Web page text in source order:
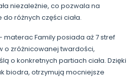
niezależnie, co pozwala na
różnych części ciała.
materac Family posiada aż 7 stref
o zróżnicowanej twardości,
o konkretnych partiach ciała. Dzięki
biodra, otrzymują mocniejsze